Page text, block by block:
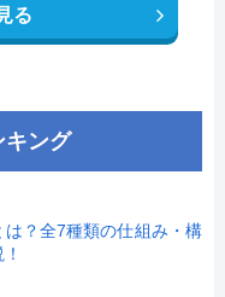
る
キング
は？全7種類の仕組み・構